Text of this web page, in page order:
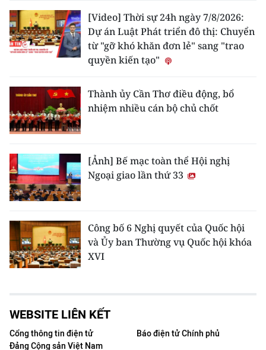
[Video] Thời sự 24h ngày 7/8/2026:
Dự án Luật Phát triển đô thị: Chuyển
từ "gỡ khó khăn đơn lẻ" sang "trao
quyền kiến tạo"
Thành ủy Cần Thơ điều động, bổ
nhiệm nhiều cán bộ chủ chốt
[Ảnh] Bế mạc toàn thể Hội nghị
Ngoại giao lần thứ 33
Công bố 6 Nghị quyết của Quốc hội
và Ủy ban Thường vụ Quốc hội khóa
XVI
WEBSITE LIÊN KẾT
Cổng thông tin điện tử
Đảng Cộng sản Việt Nam
Báo điện tử Chính phủ